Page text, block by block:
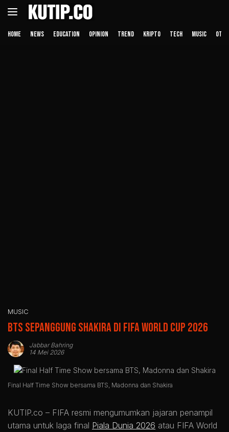
Langsung
HOME NEWS EDUCATION OPINION TREND KRIPTO TECH MUSIC
MUSIC
BTS Sepanggung Shakira di FIFA World Cup 2026
Jabbar Bahring
14 Mei 2026
Final Half Time Show bersama BTS, Madonna dan Shakira
KUTIP.co – FIFA resmi mengumumkan jajaran penampil
utama untuk laga final Piala Dunia 2026 atau FIFA World